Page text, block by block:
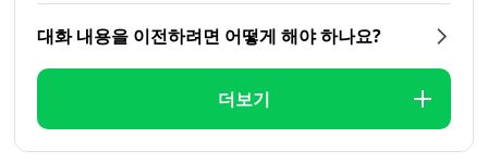
대화 내용을 이전하려면 어떻게 해야 하나요?
더보기